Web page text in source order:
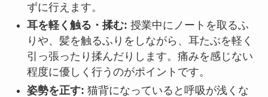
ずに行えます。
耳を軽く触る・揉む: 授業中にノートを取るふ
りや、髪を触るふりをしながら、耳たぶを軽く
引っ張ったり揉んだりします。痛みを感じない
程度に優しく行うのがポイントです。
姿勢を正す: 猫背になっていると呼吸が浅くな